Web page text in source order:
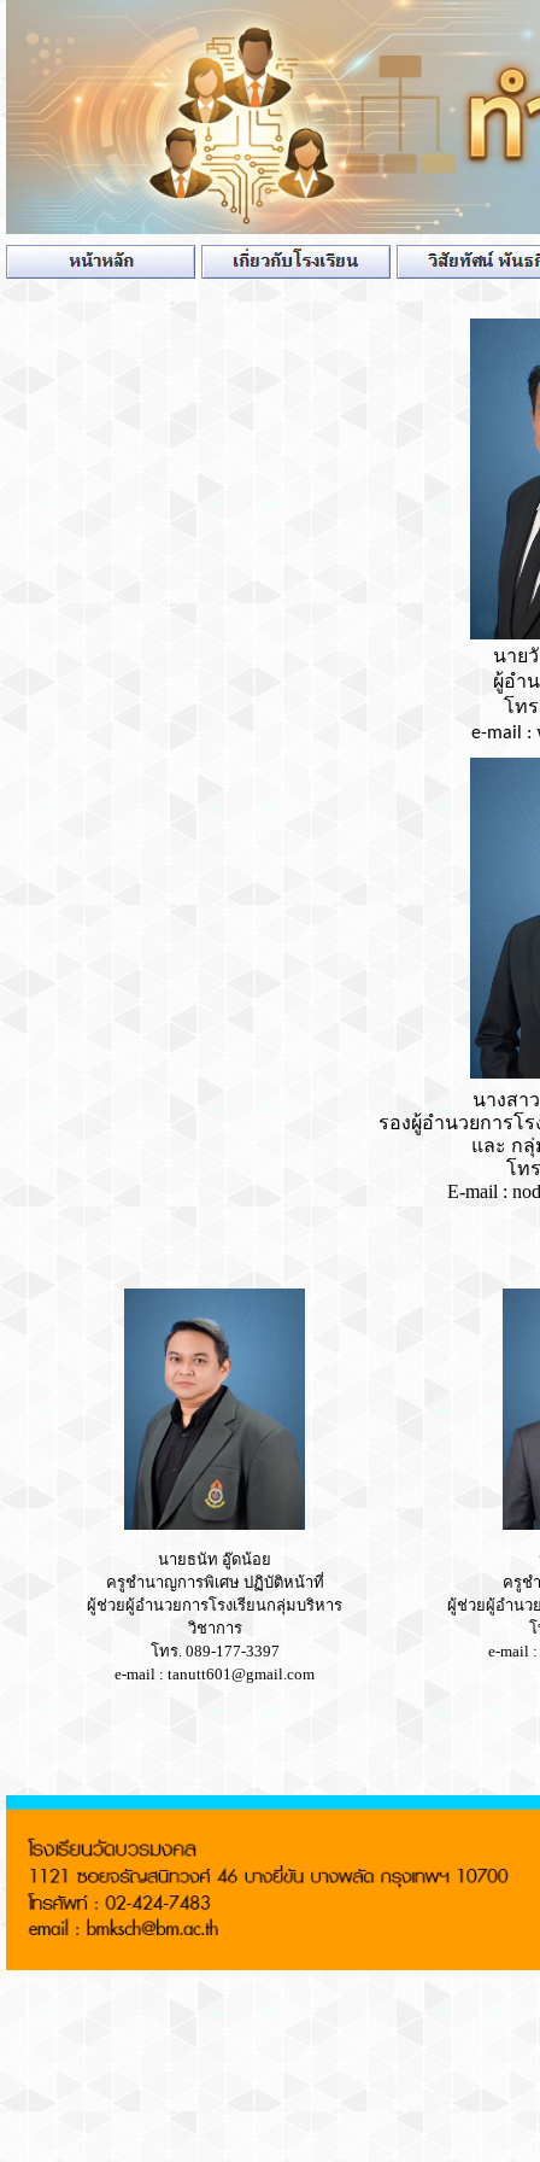
นาย
ผู้อำ
โทร
e-mail :
นางสา
รองผู้อำนวยการโ
และ ก
โท
E-mail​ :
นายธนัท อู๊ดน้อย
ครูชำนาญการพิเศษ ปฏิบัติหน้าที่
ผู้ช่วยผู้อำนวยการโรงเรียนกลุ่มบริหาร
วิชาการ
โทร. 089-177-3397
e-mail : tanutt601@gmail.com
ครูช
ผู้ช่วยผู้อำนว
e-mail